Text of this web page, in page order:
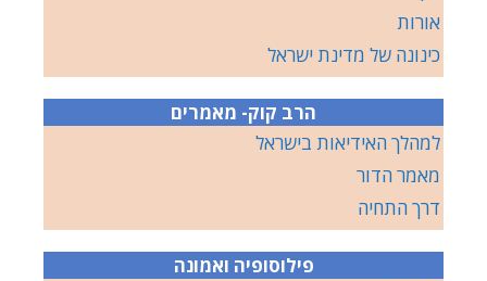
אורות
כינונה של מדינת ישראל
הרב קוק- מאמרים
למהלך האידיאות בישראל
מאמר הדור
דרך התחיה
פילוסופיה ואמונה